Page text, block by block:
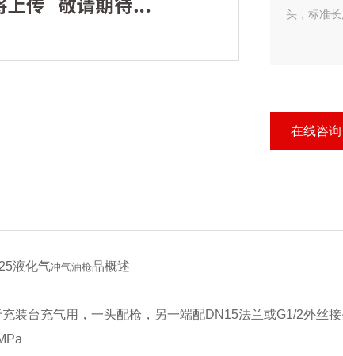
头，标准长
在线咨询
液化气冲气油枪品概述
装台充气用，一头配枪，另一端配DN15法兰或G1/2外丝